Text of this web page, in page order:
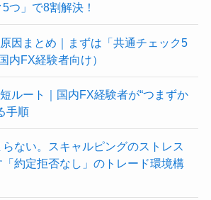
つ」で8割解決！
因まとめ｜まずは「共通チェック5
内FX経験者向け）
ルート｜国内FX経験者が“つまずか
手順
ない。スキャルピングのストレス
約定拒否なし」のトレード環境構